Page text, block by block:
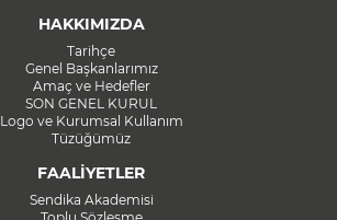
HAKKIMIZDA
Tarihçe
Genel Başkanlarımız
Amaç ve Hedefler
SON GENEL KURUL
Logo ve Kurumsal Kullanım
Tüzüğümüz
FAALİYETLER
Sendika Akademisi